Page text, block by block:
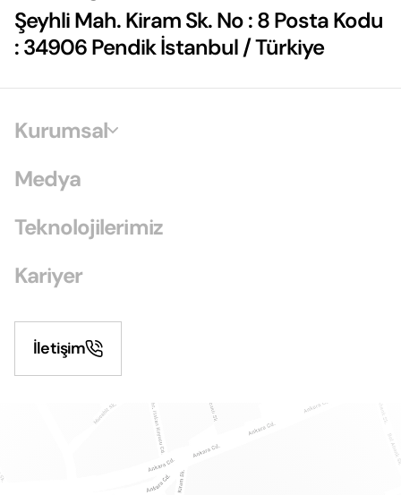
Şeyhli Mah. Kiram Sk. No : 8 Posta Kodu
: 34906 Pendik İstanbul / Türkiye
Kurumsal
Medya
Teknolojilerimiz
Kariyer
İletişim